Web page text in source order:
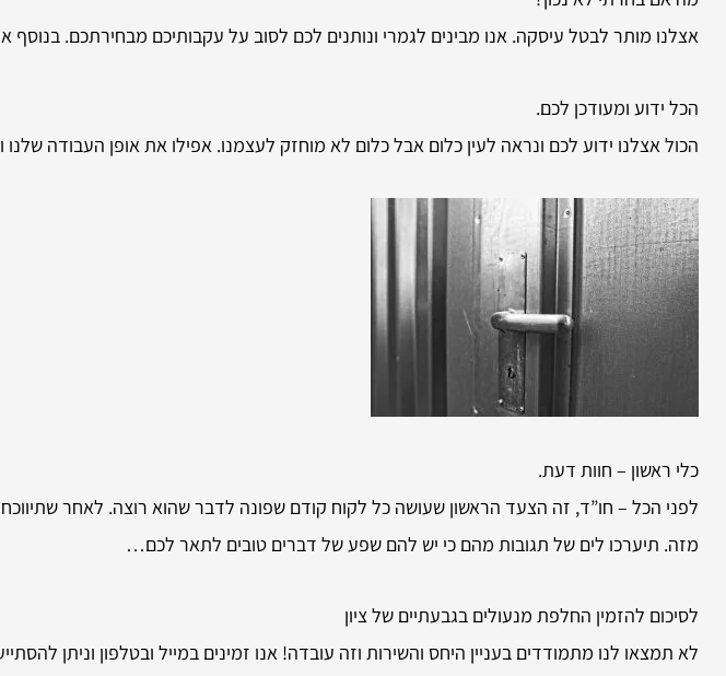
אצלנו מותר לבטל עיסקה. אנו מבינים לגמרי ונותנים לכם לסוב על עקבותיכם מבחירתכם. בנוסף
הכל ידוע ומעודכן לכם.
הכול אצלנו ידוע לכם ונראה לעין כלום אבל כלום לא מוחזק לעצמנו. אפילו את אופן העבודה
כלי ראשון – חוות דעת.
לפני הכל – חו”ד, זה הצעד הראשון שעושה כל לקוח קודם שפונה לדבר שהוא רוצה. לאחר
מזה. תיערכו לים של תגובות מהם כי יש להם שפע של דברים טובים לתאר לכם…
לסיכום להזמין החלפת מנעולים בגבעתיים של ציון
לא תמצאו לנו מתמודדים בעניין היחס והשירות וזה עובדה! אנו זמינים במייל ובטלפון וניתן